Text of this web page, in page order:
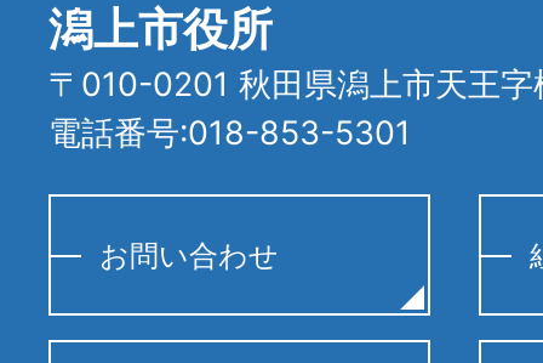
潟上市役所
〒010-0201 秋田県潟上市天王
電話番号:018-853-5301
お問い合わせ